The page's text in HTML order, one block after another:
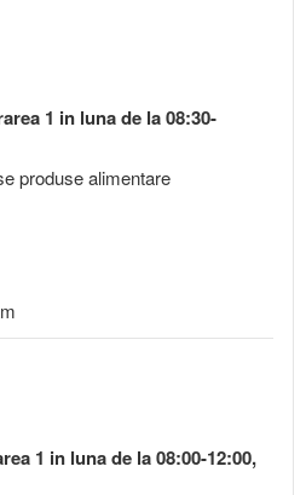
1 in luna de la 08:30-
produse alimentare
1 in luna de la 08:00-12:00,